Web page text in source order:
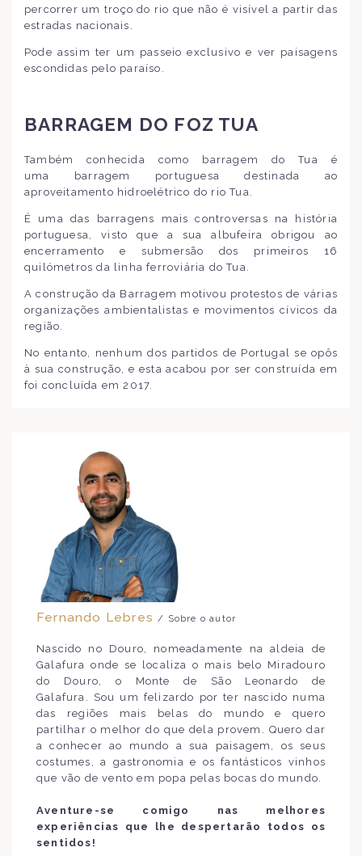
percorrer um troço do rio que não é visível a partir das
estradas nacionais.
Pode assim ter um passeio exclusivo e ver paisagens
escondidas pelo paraíso.
BARRAGEM DO FOZ TUA
Também conhecida como barragem do Tua é
uma barragem portuguesa destinada ao
aproveitamento hidroelétrico do rio Tua.
É uma das barragens mais controversas na história
portuguesa, visto que a sua albufeira obrigou ao
encerramento e submersão dos primeiros 16
quilómetros da linha ferroviária do Tua.
A construção da Barragem motivou protestos de várias
organizações ambientalistas e movimentos cívicos da
região.
No entanto, nenhum dos partidos de Portugal se opôs
à sua construção, e esta acabou por ser construída em
foi concluída em 2017.
Fernando Lebres / Sobre o autor
Nascido no Douro, nomeadamente na aldeia de
Galafura onde se localiza o mais belo Miradouro
do Douro, o Monte de São Leonardo de
Galafura. Sou um felizardo por ter nascido numa
das regiões mais belas do mundo e quero
partilhar o melhor do que dela provem. Quero dar
a conhecer ao mundo a sua paisagem, os seus
costumes, a gastronomia e os fantásticos vinhos
que vão de vento em popa pelas bocas do mundo.
Aventure-se comigo nas melhores
experiências que lhe despertarão todos os
sentidos!